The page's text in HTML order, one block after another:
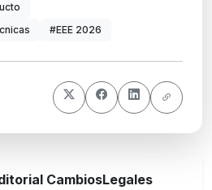
#EEE 2026
CambiosLegales